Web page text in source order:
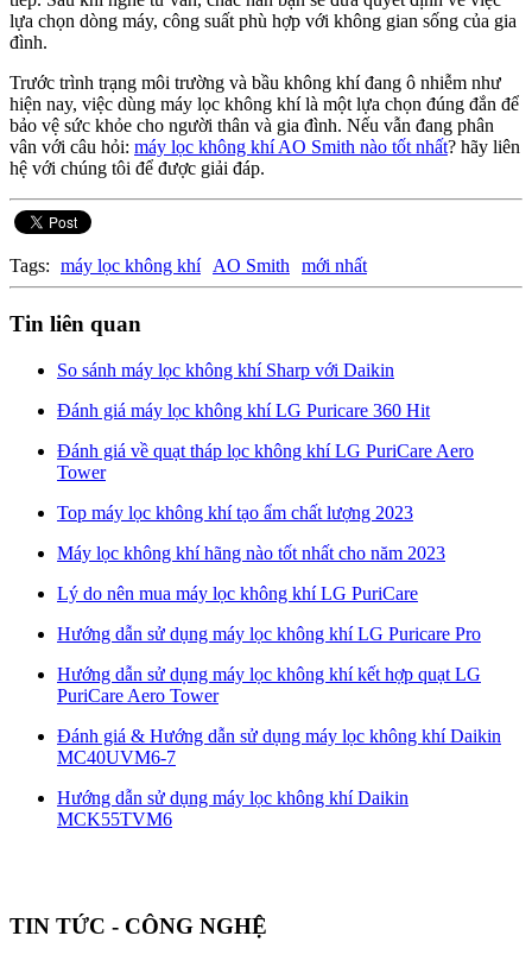
lựa chọn dòng máy, công suất phù hợp với không gian sống của gia
đình.
Trước trình trạng môi trường và bầu không khí đang ô nhiễm như
hiện nay, việc dùng máy lọc không khí là một lựa chọn đúng đắn để
bảo vệ sức khỏe cho người thân và gia đình. Nếu vẫn đang phân
vân với câu hỏi: máy lọc không khí AO Smith nào tốt nhất? hãy liên
hệ với chúng tôi để được giải đáp.
Tags: máy lọc không khí AO Smith mới nhất
Tin liên quan
So sánh máy lọc không khí Sharp với Daikin
Đánh giá máy lọc không khí LG Puricare 360 Hit
Đánh giá về quạt tháp lọc không khí LG PuriCare Aero
Tower
Top máy lọc không khí tạo ẩm chất lượng 2023
Máy lọc không khí hãng nào tốt nhất cho năm 2023
Lý do nên mua máy lọc không khí LG PuriCare
Hướng dẫn sử dụng máy lọc không khí LG Puricare Pro
Hướng dẫn sử dụng máy lọc không khí kết hợp quạt LG
PuriCare Aero Tower
Đánh giá & Hướng dẫn sử dụng máy lọc không khí Daikin
MC40UVM6-7
Hướng dẫn sử dụng máy lọc không khí Daikin
MCK55TVM6
TIN TỨC - CÔNG NGHỆ